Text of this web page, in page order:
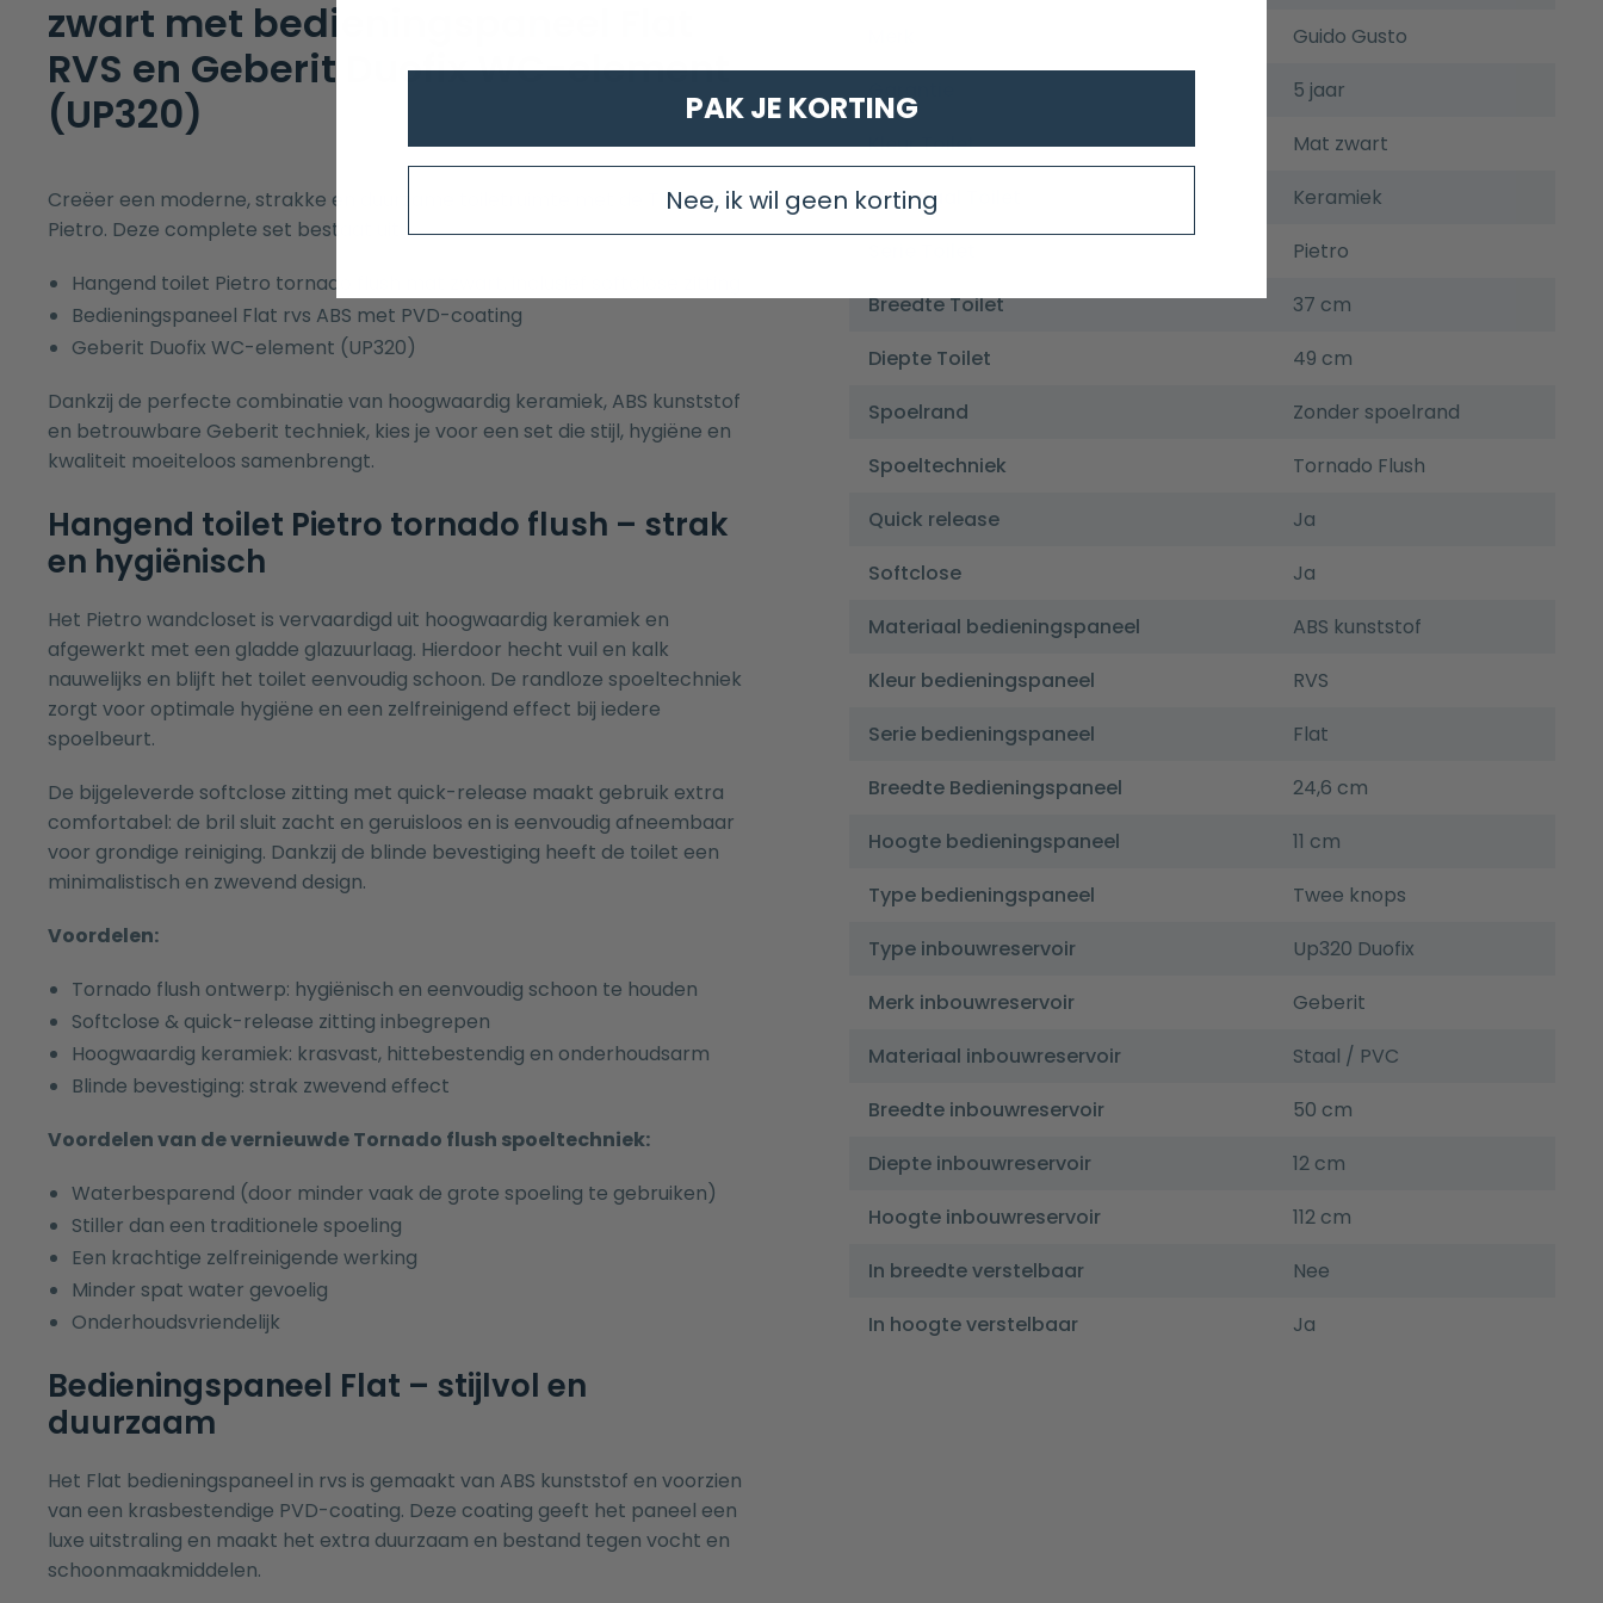
zwart met bedieningspaneel Flat
RVS en Geberit Duofix WC-element
(UP320)
Creëer een moderne, strakke en duurzame toiletruimte met de Toiletset
Pietro. Deze complete set bestaat uit:
Hangend toilet Pietro tornado flush mat zwart, inclusief softclose zitting
Bedieningspaneel Flat rvs ABS met PVD-coating
Geberit Duofix WC-element (UP320)
Dankzij de perfecte combinatie van hoogwaardig keramiek, ABS kunststof
en betrouwbare Geberit techniek, kies je voor een set die stijl, hygiëne en
kwaliteit moeiteloos samenbrengt.
Hangend toilet Pietro tornado flush – strak
en hygiënisch
Het Pietro wandcloset is vervaardigd uit hoogwaardig keramiek en
afgewerkt met een gladde glazuurlaag. Hierdoor hecht vuil en kalk
nauwelijks en blijft het toilet eenvoudig schoon. De randloze spoeltechniek
zorgt voor optimale hygiëne en een zelfreinigend effect bij iedere
spoelbeurt.
De bijgeleverde softclose zitting met quick-release maakt gebruik extra
comfortabel: de bril sluit zacht en geruisloos en is eenvoudig afneembaar
voor grondige reiniging. Dankzij de blinde bevestiging heeft de toilet een
minimalistisch en zwevend design.
Voordelen:
Tornado flush ontwerp: hygiënisch en eenvoudig schoon te houden
Softclose & quick-release zitting inbegrepen
Hoogwaardig keramiek: krasvast, hittebestendig en onderhoudsarm
Blinde bevestiging: strak zwevend effect
Voordelen van de vernieuwdeTornado flush spoeltechniek:
Waterbesparend (door minder vaak de grote spoeling te gebruiken)
Stiller dan een traditionele spoeling
Een krachtige zelfreinigende werking
Minder spat water gevoelig
Onderhoudsvriendelijk
Bedieningspaneel Flat – stijlvol en
duurzaam
Het Flat bedieningspaneel in rvs is gemaakt van ABS kunststof en voorzien
van een krasbestendige PVD-coating. Deze coating geeft het paneel een
luxe uitstraling en maakt het extra duurzaam en bestand tegen vocht en
schoonmaakmiddelen.
Guido Gusto
5 jaar
Kleur Toilet
Mat zwart
Materiaal Toilet
Keramiek
Pietro
Breedte Toilet
37 cm
Diepte Toilet
49 cm
Spoelrand
Zonder spoelrand
Spoeltechniek
Tornado Flush
Quick release
Ja
Softclose
Ja
Materiaal bedieningspaneel
ABS kunststof
Kleur bedieningspaneel
RVS
Serie bedieningspaneel
Flat
Breedte Bedieningspaneel
24,6 cm
Hoogte bedieningspaneel
11 cm
Type bedieningspaneel
Twee knops
Type inbouwreservoir
Up320 Duofix
Merk inbouwreservoir
Geberit
Materiaal inbouwreservoir
Staal / PVC
Breedte inbouwreservoir
50 cm
Diepte inbouwreservoir
12 cm
Hoogte inbouwreservoir
112 cm
In breedte verstelbaar
Nee
In hoogte verstelbaar
Ja
PAK JE KORTING
Nee, ik wil geen korting